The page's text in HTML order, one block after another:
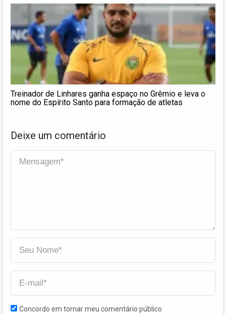
Treinador de Linhares ganha espaço no Grêmio e leva o
nome do Espírito Santo para formação de atletas
Deixe um comentário
Concordo em tornar meu comentário público